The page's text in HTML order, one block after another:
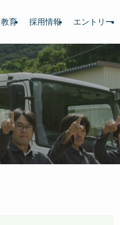
育 採用情報 エントリー